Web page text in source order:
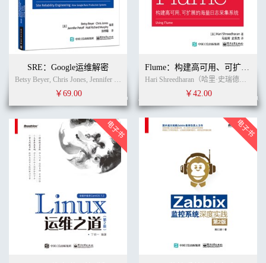
SRE：Google运维解密
Betsy Beyer, Chris Jones, Jennifer Petoff , Niall Richard Murphy (作者) 孙宇聪
￥69.00
Flume：构建高可用、可扩展的海量日志采集系统
Hari Shreedharan（哈里·史瑞德哈伦） (作者)
￥42.00